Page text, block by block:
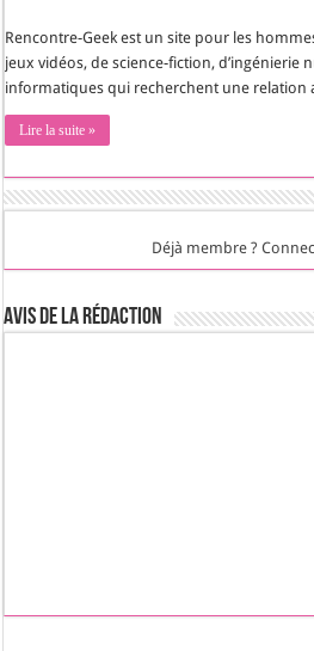
Rencontre-Geek est un site pour les
jeux vidéos, de science-fiction, d’ingénierie
informatiques qui recherchent une relation
Lire la suite »
Déjà membre ?
Avis de la rédaction